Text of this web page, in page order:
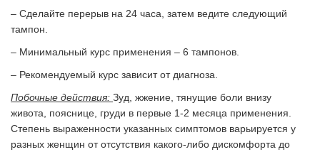
– Сделайте перерыв на 24 часа, затем ведите следующий
тампон.
– Минимальный курс применения – 6 тампонов.
– Рекомендуемый курс зависит от диагноза.
Побочные действия: Зуд, жжение, тянущие боли внизу
живота, пояснице, груди в первые 1-2 месяца применения.
Степень выраженности указанных симптомов варьируется у
разных женщин от отсутствия какого-либо дискомфорта до